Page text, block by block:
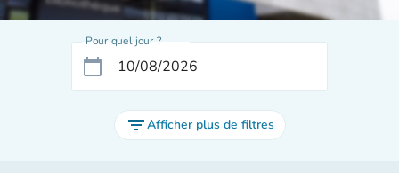
Pour quel jour ?
calendar_today
filter_listAfficher plus de filtres